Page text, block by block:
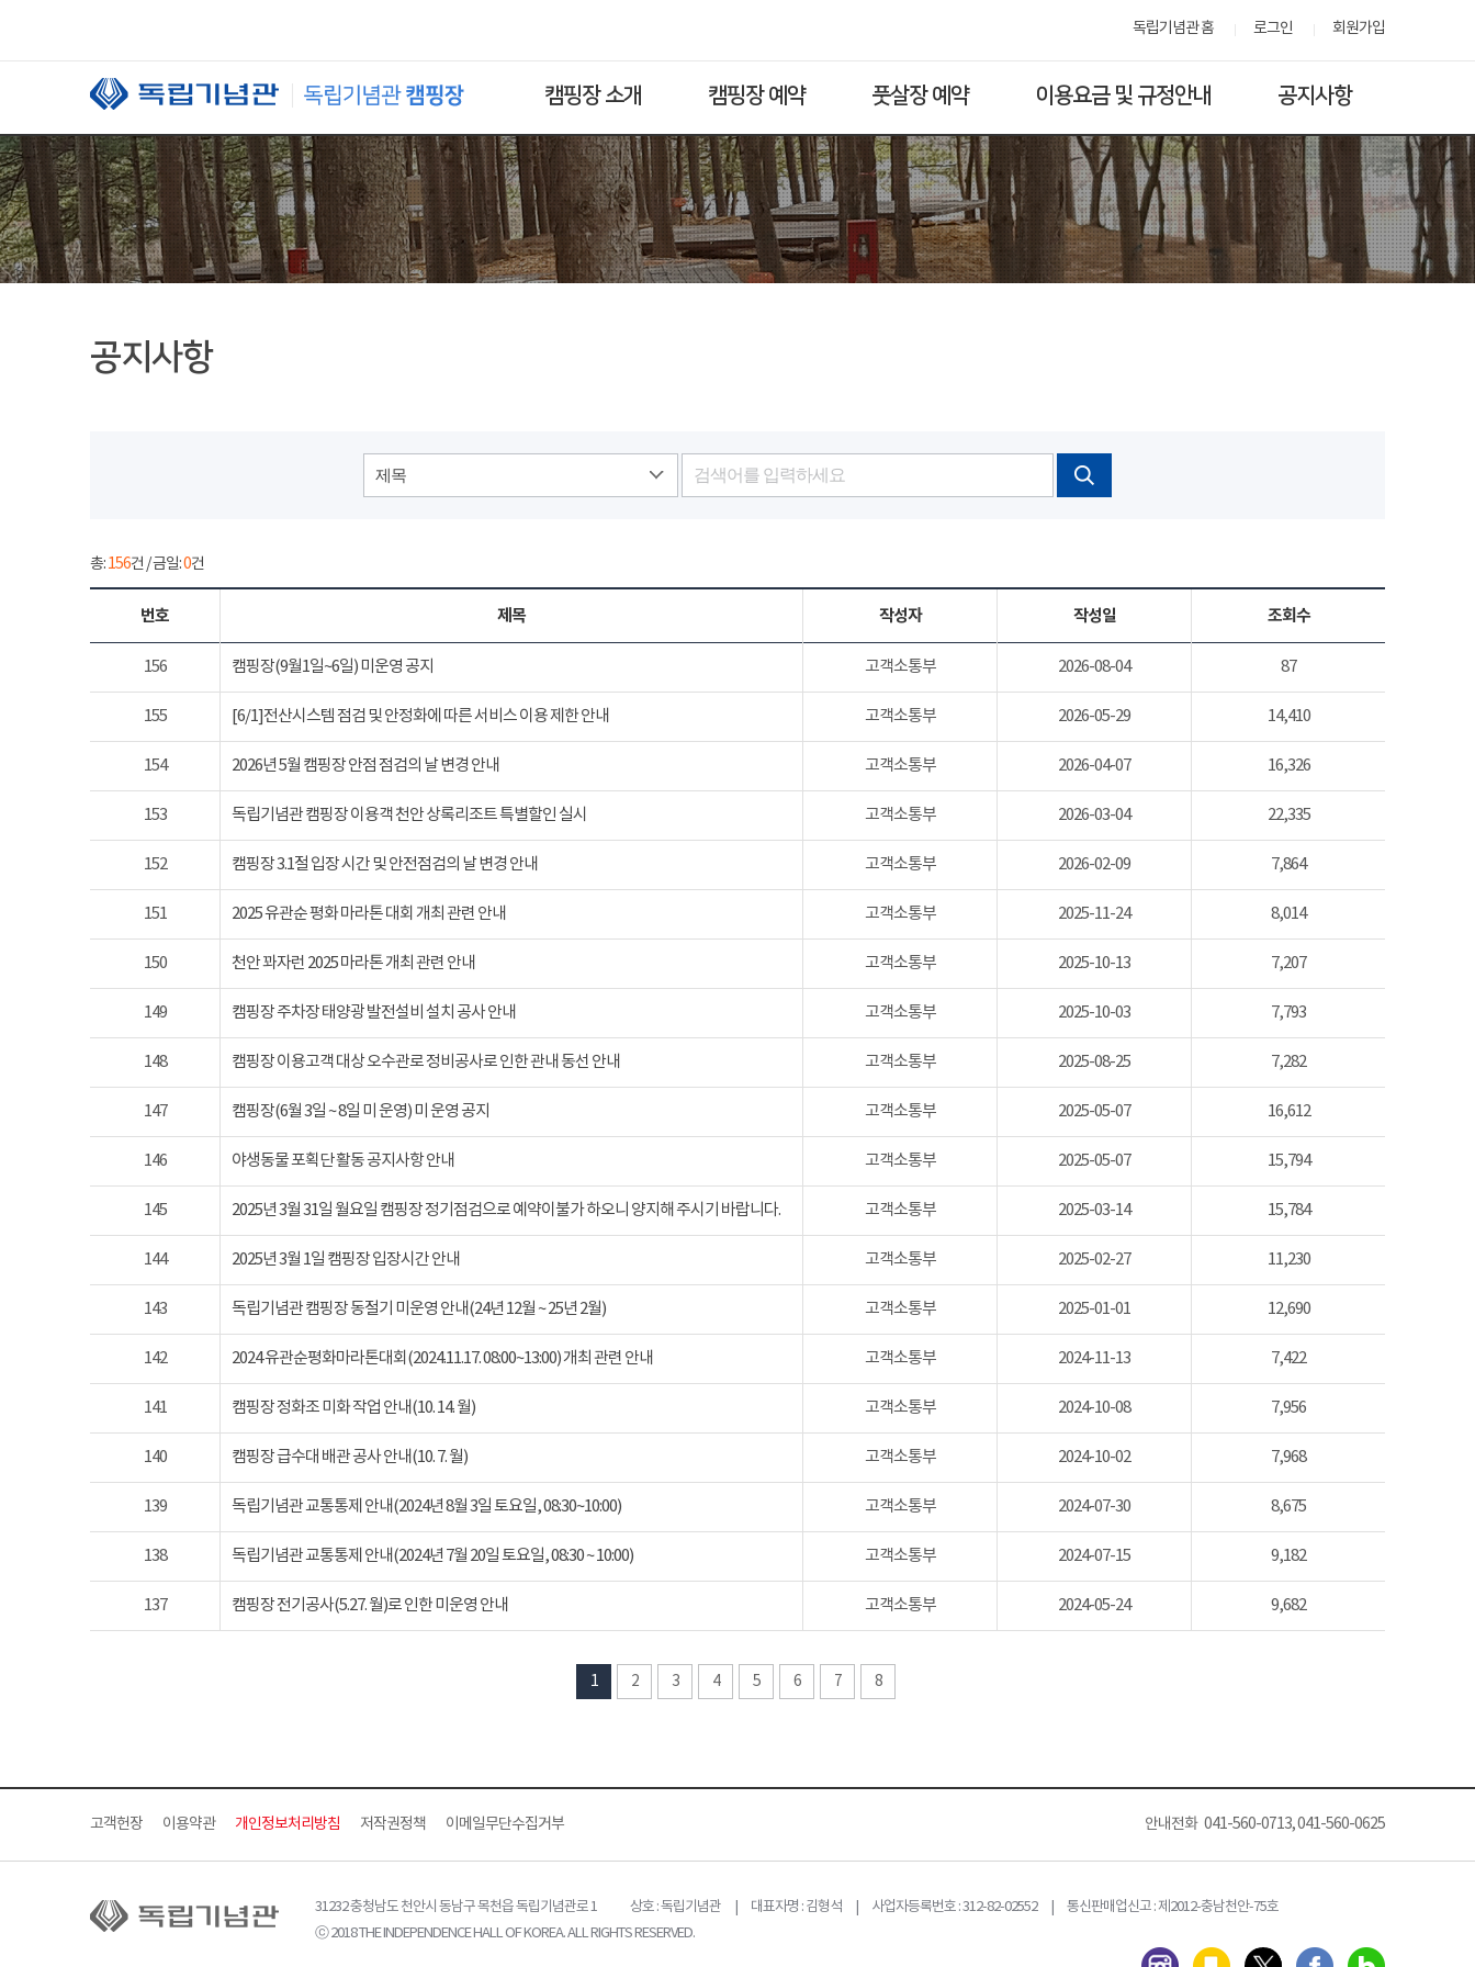
독립기념관 홈 로그인 회원가입
캠핑장 소개 캠핑장 예약 풋살장 예약 이용요금 및 규정안내 공지사항
공지사항
제목
총:156건 / 금일:0건
번호 제목 작성자 작성일 조회수
156 캠핑장(9월1일~6일) 미운영 공지 고객소통부 2026-08-04 87
155 [6/1]전산시스템 점검 및 안정화에 따른 서비스 이용 제한 안내 고객소통부 2026-05-29 14,410
154 2026년 5월 캠핑장 안점 점검의 날 변경 안내 고객소통부 2026-04-07 16,326
153 독립기념관 캠핑장 이용객 천안 상록리조트 특별할인 실시 고객소통부 2026-03-04 22,335
152 캠핑장 3.1절 입장 시간 및 안전점검의 날 변경 안내 고객소통부 2026-02-09 7,864
151 2025 유관순 평화 마라톤 대회 개최 관련 안내 고객소통부 2025-11-24 8,014
150 천안 꽈자런 2025 마라톤 개최 관련 안내 고객소통부 2025-10-13 7,207
149 캠핑장 주차장 태양광 발전설비 설치 공사 안내 고객소통부 2025-10-03 7,793
148 캠핑장 이용고객 대상 오수관로 정비공사로 인한 관내 동선 안내 고객소통부 2025-08-25 7,282
147 캠핑장(6월 3일 ~ 8일 미 운영) 미 운영 공지 고객소통부 2025-05-07 16,612
146 야생동물 포획단 활동 공지사항 안내 고객소통부 2025-05-07 15,794
145 2025년 3월 31일 월요일 캠핑장 정기점검으로 예약이불가 하오니 양지해 주시기 바랍니다. 고객소통부 2025-03-14 15,784
144 2025년 3월 1일 캠핑장 입장시간 안내 고객소통부 2025-02-27 11,230
143 독립기념관 캠핑장 동절기 미운영 안내(24년 12월 ~ 25년 2월) 고객소통부 2025-01-01 12,690
142 2024 유관순평화마라톤대회(2024.11.17. 08:00~13:00) 개최 관련 안내 고객소통부 2024-11-13 7,422
141 캠핑장 정화조 미화 작업 안내(10. 14. 월) 고객소통부 2024-10-08 7,956
140 캠핑장 급수대 배관 공사 안내(10. 7. 월) 고객소통부 2024-10-02 7,968
139 독립기념관 교통통제 안내(2024년 8월 3일 토요일, 08:30~10:00) 고객소통부 2024-07-30 8,675
138 독립기념관 교통통제 안내(2024년 7월 20일 토요일, 08:30 ~ 10:00) 고객소통부 2024-07-15 9,182
137 캠핑장 전기공사(5.27. 월)로 인한 미운영 안내 고객소통부 2024-05-24 9,682
1 2 3 4 5 6 7 8
고객헌장 이용약관 개인정보처리방침 저작권정책 이메일무단수집거부 안내전화 041-560-0713, 041-560-0625
31232 충청남도 천안시 동남구 목천읍 독립기념관로 1
상호 : 독립기념관 | 대표자명 : 김형석 | 사업자등록번호 : 312-82-02552 | 통신판매업신고 : 제2012-충남천안-75호
ⓒ 2018 THE INDEPENDENCE HALL OF KOREA. ALL RIGHTS RESERVED.